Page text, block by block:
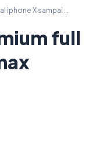
Jasa unlock i cloud jakarta barat premium full signal iphone X sampai 15 pro max
full